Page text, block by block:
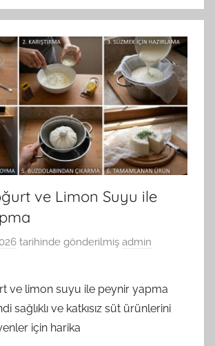
ve Limon Suyu ile
tarihinde gönderilmiş admin
ve limon suyu ile peynir yapma
sağlıklı ve katkısız süt ürünlerini
için harika